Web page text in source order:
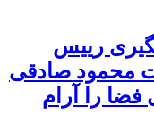
رییس
محمود صادقی
را آرام